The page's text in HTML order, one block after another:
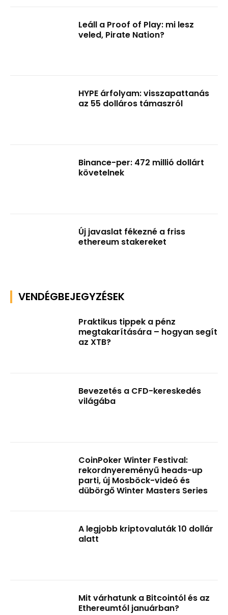
Leáll a Proof of Play: mi lesz
veled, Pirate Nation?
HYPE árfolyam: visszapattanás
az 55 dolláros támaszról
Binance-per: 472 millió dollárt
követelnek
Új javaslat fékezné a friss
ethereum stakereket
VENDÉGBEJEGYZÉSEK
Praktikus tippek a pénz
megtakarítására – hogyan segít
az XTB?
Bevezetés a CFD-kereskedés
világába
CoinPoker Winter Festival:
rekordnyereményű heads-up
parti, új Mosböck-videó és
dübörgő Winter Masters Series
A legjobb kriptovaluták 10 dollár
alatt
Mit várhatunk a Bitcointól és az
Ethereumtól januárban?